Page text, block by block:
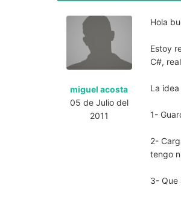
miguel acosta
05 de Julio del
2011
Hola
Estoy
C#,
La
1-
2-
tengo
3- Que